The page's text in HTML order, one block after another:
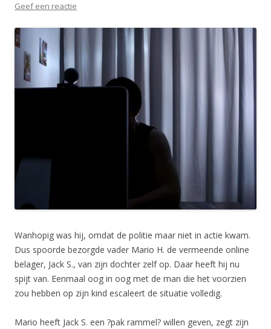
Geef een reactie
Wanhopig was hij, omdat de politie maar niet in actie kwam.
Dus spoorde bezorgde vader Mario H. de vermeende online
belager, Jack S., van zijn dochter zelf op. Daar heeft hij nu
spijt van. Eenmaal oog in oog met de man die het voorzien
zou hebben op zijn kind escaleert de situatie volledig.
Mario heeft Jack S. een ?pak rammel? willen geven, zegt zijn